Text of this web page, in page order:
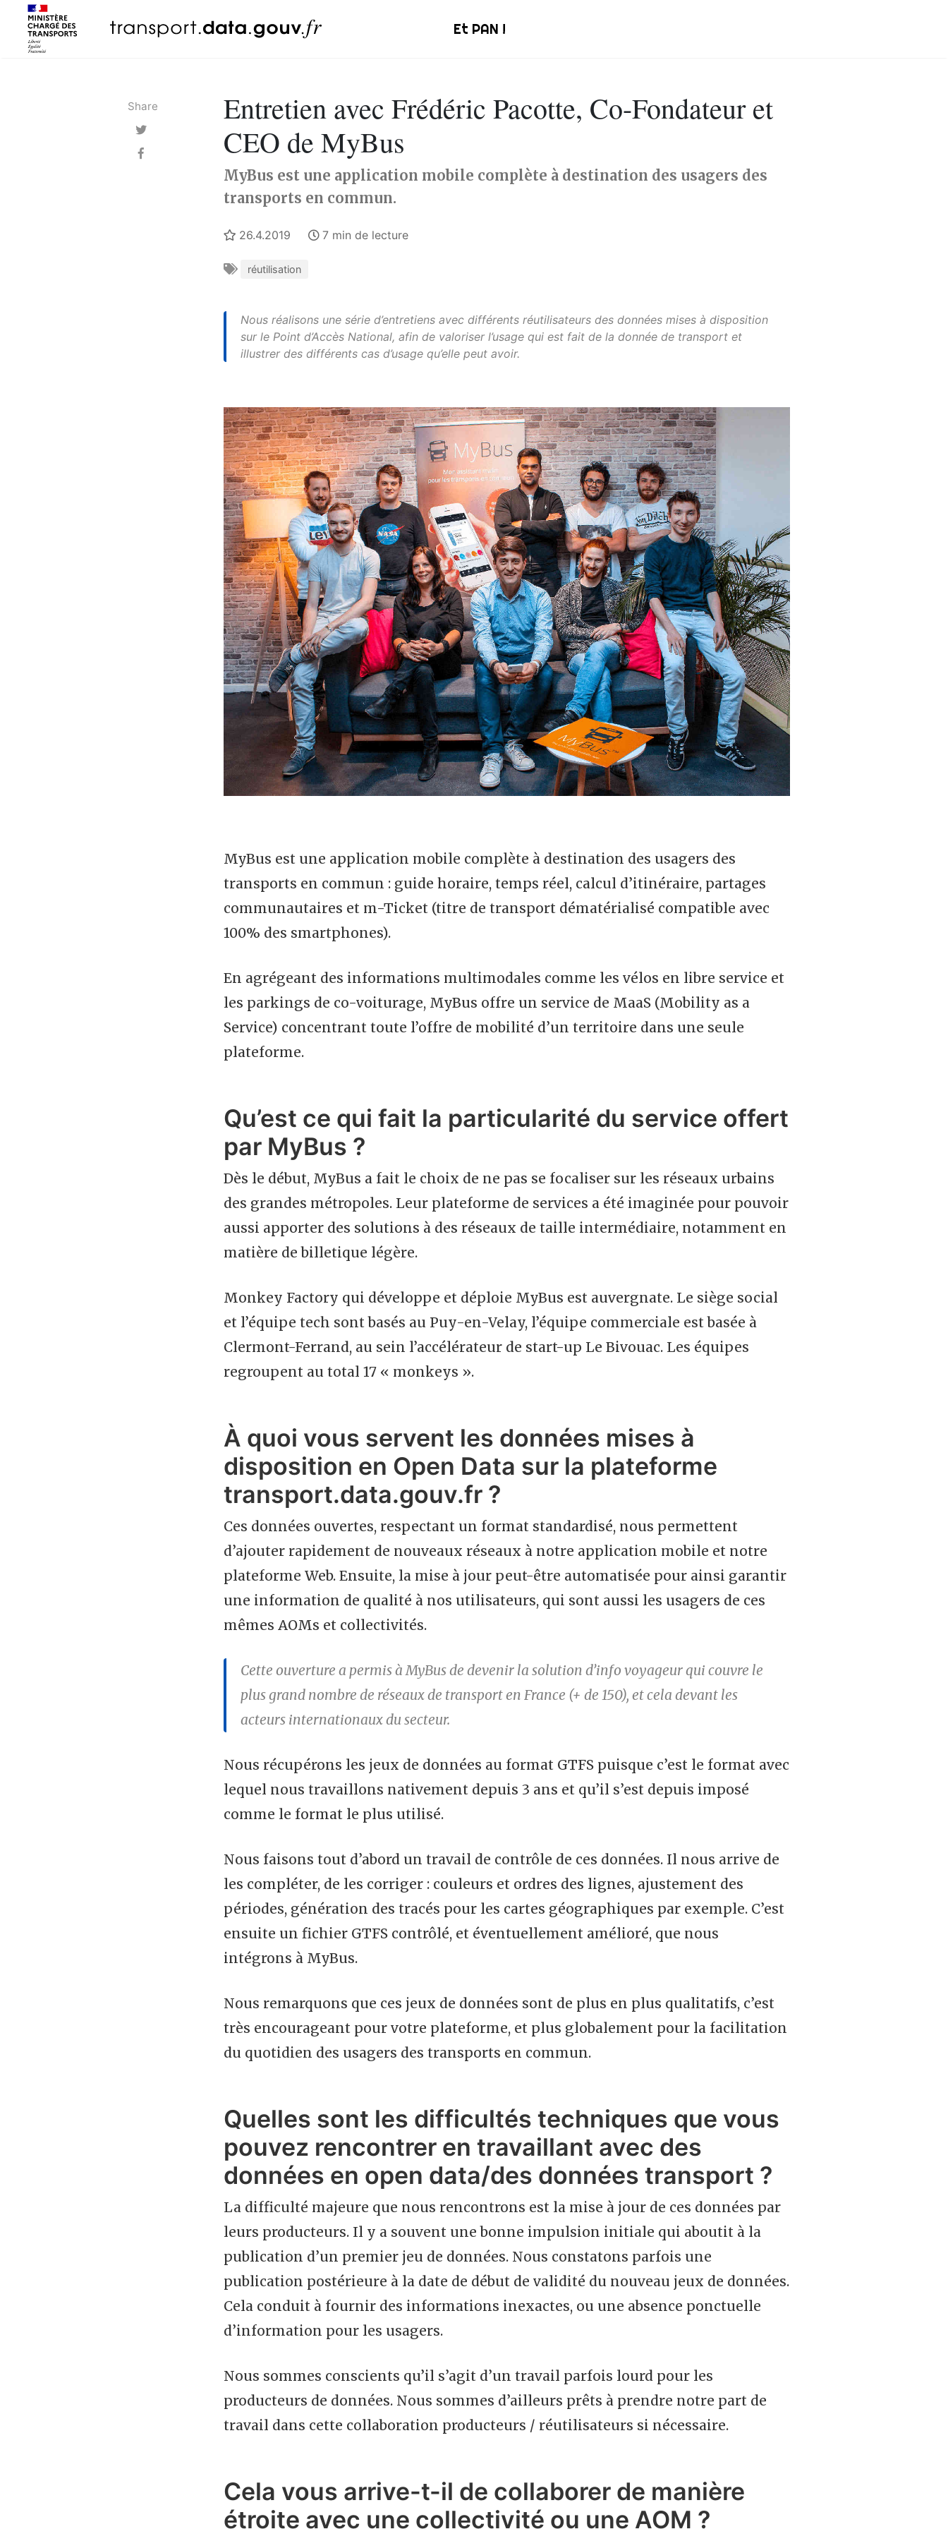
Et PAN !
Share
Entretien avec Frédéric Pacotte, Co-Fondateur et
CEO de MyBus
MyBus est une application mobile complète à destination des usagers des
transports en commun.
26.4.2019 7 min de lecture
réutilisation
Nous réalisons une série d’entretiens avec différents réutilisateurs des données mises à disposition
sur le Point d’Accès National, afin de valoriser l’usage qui est fait de la donnée de transport et
illustrer des différents cas d’usage qu’elle peut avoir.
MyBus est une application mobile complète à destination des usagers des
transports en commun : guide horaire, temps réel, calcul d’itinéraire, partages
communautaires et m-Ticket (titre de transport dématérialisé compatible avec
100% des smartphones).
En agrégeant des informations multimodales comme les vélos en libre service et
les parkings de co-voiturage, MyBus offre un service de MaaS (Mobility as a
Service) concentrant toute l’offre de mobilité d’un territoire dans une seule
plateforme.
Qu’est ce qui fait la particularité du service offert
par MyBus ?
Dès le début, MyBus a fait le choix de ne pas se focaliser sur les réseaux urbains
des grandes métropoles. Leur plateforme de services a été imaginée pour pouvoir
aussi apporter des solutions à des réseaux de taille intermédiaire, notamment en
matière de billetique légère.
Monkey Factory qui développe et déploie MyBus est auvergnate. Le siège social
et l’équipe tech sont basés au Puy-en-Velay, l’équipe commerciale est basée à
Clermont-Ferrand, au sein l’accélérateur de start-up Le Bivouac. Les équipes
regroupent au total 17 « monkeys ».
À quoi vous servent les données mises à
disposition en Open Data sur la plateforme
transport.data.gouv.fr ?
Ces données ouvertes, respectant un format standardisé, nous permettent
d’ajouter rapidement de nouveaux réseaux à notre application mobile et notre
plateforme Web. Ensuite, la mise à jour peut-être automatisée pour ainsi garantir
une information de qualité à nos utilisateurs, qui sont aussi les usagers de ces
mêmes AOMs et collectivités.
Cette ouverture a permis à MyBus de devenir la solution d’info voyageur qui couvre le
plus grand nombre de réseaux de transport en France (+ de 150), et cela devant les
acteurs internationaux du secteur.
Nous récupérons les jeux de données au format GTFS puisque c’est le format avec
lequel nous travaillons nativement depuis 3 ans et qu’il s’est depuis imposé
comme le format le plus utilisé.
Nous faisons tout d’abord un travail de contrôle de ces données. Il nous arrive de
les compléter, de les corriger : couleurs et ordres des lignes, ajustement des
périodes, génération des tracés pour les cartes géographiques par exemple. C’est
ensuite un fichier GTFS contrôlé, et éventuellement amélioré, que nous
intégrons à MyBus.
Nous remarquons que ces jeux de données sont de plus en plus qualitatifs, c’est
très encourageant pour votre plateforme, et plus globalement pour la facilitation
du quotidien des usagers des transports en commun.
Quelles sont les difficultés techniques que vous
pouvez rencontrer en travaillant avec des
données en open data/des données transport ?
La difficulté majeure que nous rencontrons est la mise à jour de ces données par
leurs producteurs. Il y a souvent une bonne impulsion initiale qui aboutit à la
publication d’un premier jeu de données. Nous constatons parfois une
publication postérieure à la date de début de validité du nouveau jeux de données.
Cela conduit à fournir des informations inexactes, ou une absence ponctuelle
d’information pour les usagers.
Nous sommes conscients qu’il s’agit d’un travail parfois lourd pour les
producteurs de données. Nous sommes d’ailleurs prêts à prendre notre part de
travail dans cette collaboration producteurs / réutilisateurs si nécessaire.
Cela vous arrive-t-il de collaborer de manière
étroite avec une collectivité ou une AOM ?